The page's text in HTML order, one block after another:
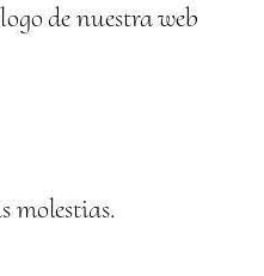
de nuestra web
molestias.